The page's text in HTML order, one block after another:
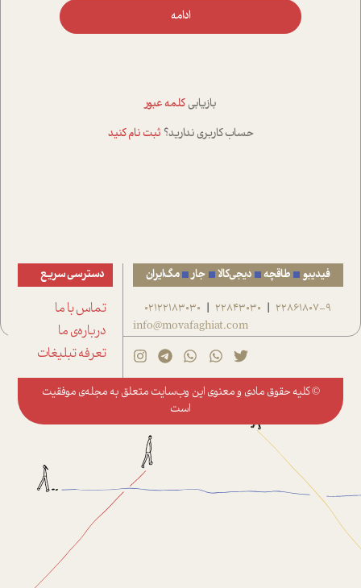
ادامه
بازیابی کلمه عبور
حساب کاربری ندارید؟ ثبت نام کنید
فیدیبو طاقچه دیجی‌کالا جار مگ‌ایران
22861807-9
|
22843030
|
02122183030
info@movafaghiat.com
دسترسی سریع
تماس با ما
درباره‌ی ما
تعرفه تبلیغات
© کلیه حقوق مادی و معنوی این وب‌سایت متعلق به مجله‌ی موفقیت
است